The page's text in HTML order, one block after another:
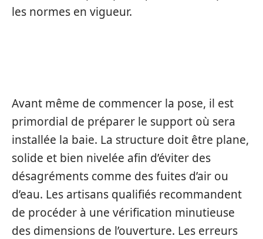
les normes en vigueur.
Avant même de commencer la pose, il est
primordial de préparer le support où sera
installée la baie. La structure doit être plane,
solide et bien nivelée afin d’éviter des
désagréments comme des fuites d’air ou
d’eau. Les artisans qualifiés recommandent
de procéder à une vérification minutieuse
des dimensions de l’ouverture. Les erreurs